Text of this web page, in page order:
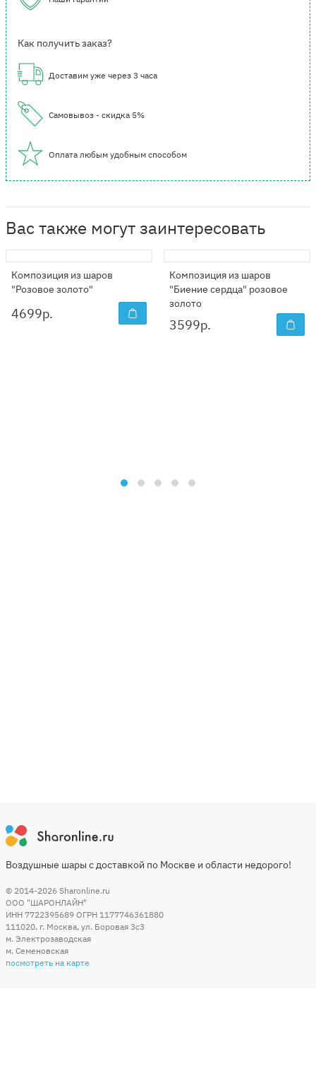
Как получить заказ?
Доставим уже через 3 часа
Самовывоз - скидка 5%
Оплата любым удобным способом
Вас также могут заинтересовать
Композиция из шаров
"Розовое золото"
4699р.
Композиция из шаров
"Биение сердца" розовое
золото
3599р.
Воздушные шары с доставкой по Москве и области недорого!
© 2014-2026 Sharonline.ru
ООО "ШАРОНЛАЙН"
ИНН 7722395689 ОГРН 1177746361880
111020, г. Москва, ул. Боровая 3c3
м. Электрозаводская
м. Семеновская
посмотреть на карте